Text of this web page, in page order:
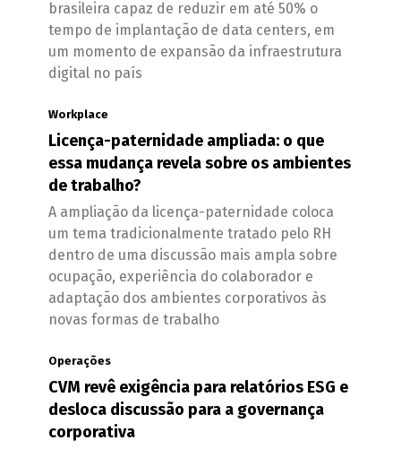
brasileira capaz de reduzir em até 50% o
tempo de implantação de data centers, em
um momento de expansão da infraestrutura
digital no país
Workplace
Licença-paternidade ampliada: o que
essa mudança revela sobre os ambientes
de trabalho?
A ampliação da licença-paternidade coloca
um tema tradicionalmente tratado pelo RH
dentro de uma discussão mais ampla sobre
ocupação, experiência do colaborador e
adaptação dos ambientes corporativos às
novas formas de trabalho
Operações
CVM revê exigência para relatórios ESG e
desloca discussão para a governança
corporativa